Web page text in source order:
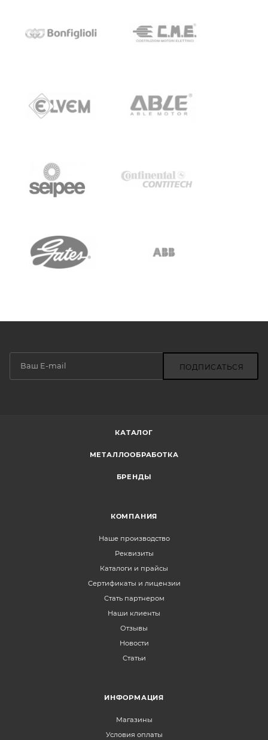
ПОДПИСАТЬСЯ
КАТАЛОГ
МЕТАЛЛООБРАБОТКА
БРЕНДЫ
КОМПАНИЯ
Наше производство
Реквизиты
Каталоги и прайсы
Сертификаты и лицензии
Стать партнером
Наши клиенты
Отзывы
Новости
Статьи
ИНФОРМАЦИЯ
Магазины
Условия оплаты